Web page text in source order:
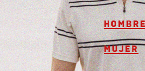
MUJER